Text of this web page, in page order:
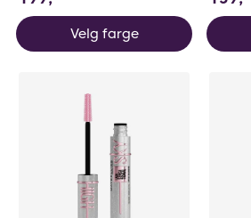
Velg farge